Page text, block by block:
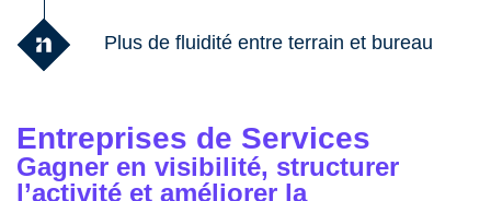
Plus de fluidité entre terrain et bureau
Entreprises de Services
Gagner en visibilité, structurer
l’activité et améliorer la